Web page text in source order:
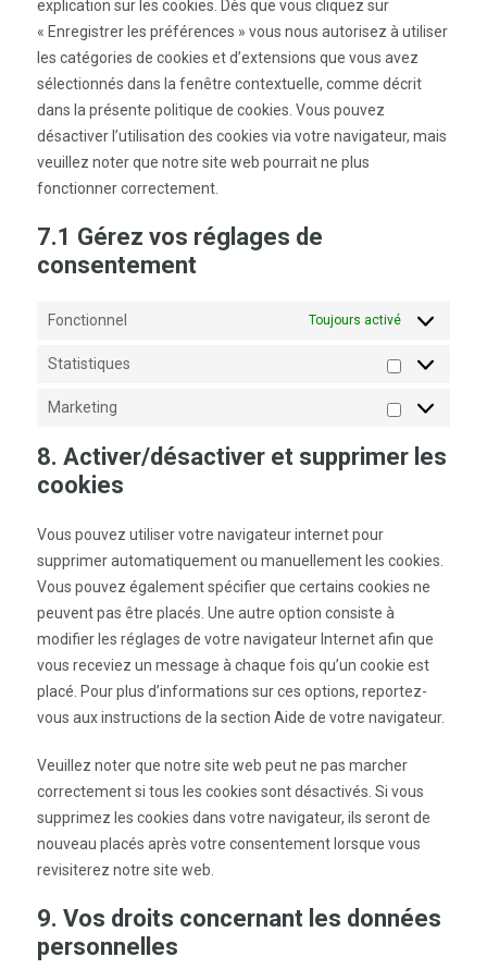
explication sur les cookies. Dès que vous cliquez sur
« Enregistrer les préférences » vous nous autorisez à utiliser
les catégories de cookies et d’extensions que vous avez
sélectionnés dans la fenêtre contextuelle, comme décrit
dans la présente politique de cookies. Vous pouvez
désactiver l’utilisation des cookies via votre navigateur, mais
veuillez noter que notre site web pourrait ne plus
fonctionner correctement.
7.1 Gérez vos réglages de
consentement
Fonctionnel Toujours activé
Statistiques Statistiques
Marketing Marketing
8. Activer/désactiver et supprimer les
cookies
Vous pouvez utiliser votre navigateur internet pour
supprimer automatiquement ou manuellement les cookies.
Vous pouvez également spécifier que certains cookies ne
peuvent pas être placés. Une autre option consiste à
modifier les réglages de votre navigateur Internet afin que
vous receviez un message à chaque fois qu’un cookie est
placé. Pour plus d’informations sur ces options, reportez-
vous aux instructions de la section Aide de votre navigateur.
Veuillez noter que notre site web peut ne pas marcher
correctement si tous les cookies sont désactivés. Si vous
supprimez les cookies dans votre navigateur, ils seront de
nouveau placés après votre consentement lorsque vous
revisiterez notre site web.
9. Vos droits concernant les données
personnelles